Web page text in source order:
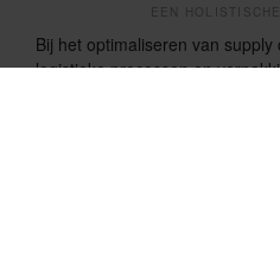
EEN
Bij het optimaliseren van
logistieke processen en